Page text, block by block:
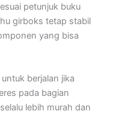
petunjuk buku
girboks tetap stabil
yang bisa
berjalan jika
pada bagian
lebih murah dan